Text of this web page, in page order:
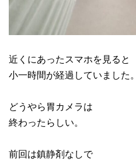
近くにあったスマホを見ると
小一時間が経過していました。
どうやら胃カメラは
終わったらしい。
前回は鎮静剤なしで